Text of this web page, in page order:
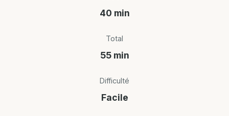
40 min
Total
55 min
Difficulté
Facile